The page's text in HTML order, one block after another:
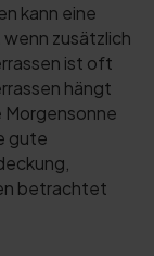
kann eine
zusätzlich
ist oft
hängt
Morgensonne
gute
betrachtet